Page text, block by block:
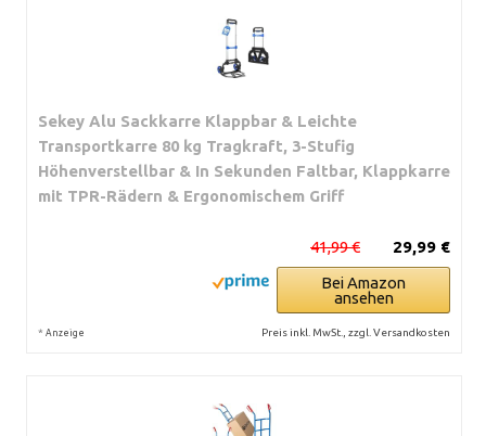
Sekey Alu Sackkarre Klappbar & Leichte
Transportkarre 80 kg Tragkraft, 3-Stufig
Höhenverstellbar & In Sekunden Faltbar, Klappkarre
mit TPR-Rädern & Ergonomischem Griff
29,99 €
41,99 €
Bei Amazon
ansehen
* Anzeige Preis inkl. MwSt., zzgl. Versandkosten